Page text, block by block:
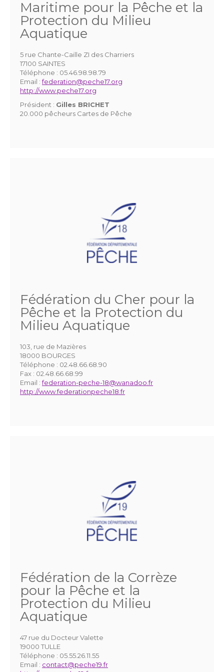
Maritime pour la Pêche et la
Protection du Milieu
Aquatique
5 rue Chante-Caille ZI des Charriers
17100 SAINTES
Téléphone : 05.46.98.98.79
Email :federation@peche17.org
http://www.peche17.org
Président : Gilles BRICHET
20.000 pêcheurs Cartes de Pêche
Fédération du Cher pour la
Pêche et la Protection du
Milieu Aquatique
103, rue de Mazières
18000 BOURGES
Téléphone : 02.48.66.68.90
Fax : 02.48.66.68.99
Email :federation-peche-18@wanadoo.fr
http://www.federationpeche18.fr
Fédération de la Corrèze
pour la Pêche et la
Protection du Milieu
Aquatique
47 rue du Docteur Valette
19000 TULLE
Téléphone : 05.55.26.11.55
Email : contact@peche19.fr